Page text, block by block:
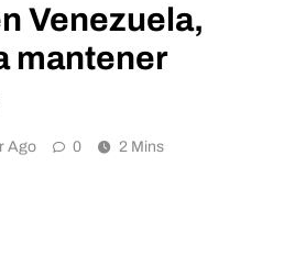
Venezuela,
mantener
Ago 0 2 Mins